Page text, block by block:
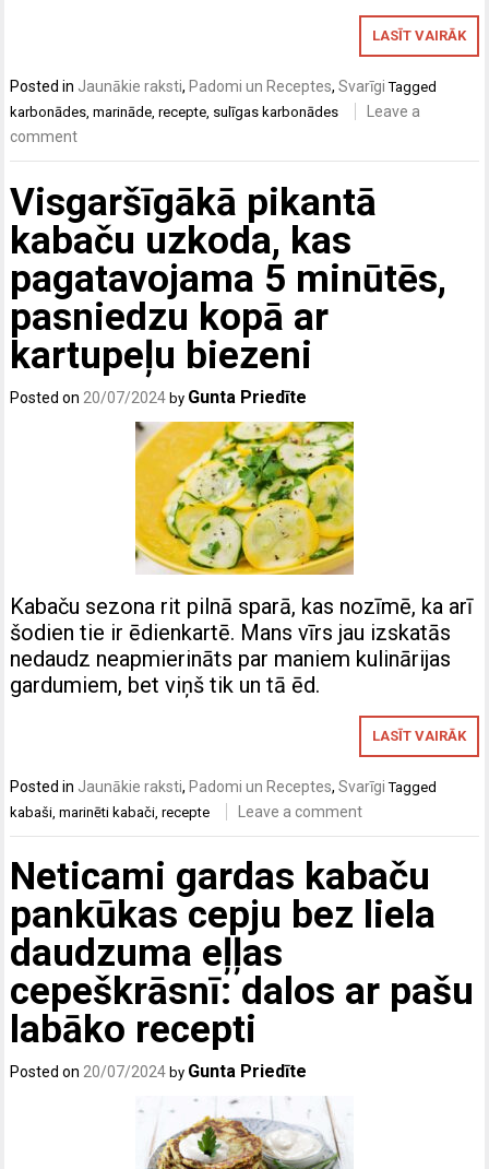
LASĪT VAIRĀK
Posted in Jaunākie raksti, Padomi un Receptes,Svarīgi Tagged
karbonādes,marināde,recepte, sulīgas karbonādes
Leave a
comment
Visgaršīgākā pikantā
kabaču uzkoda, kas
pagatavojama 5 minūtēs,
pasniedzu kopā ar
kartupeļu biezeni
Posted on 20/07/2024 by Gunta Priedīte
Kabaču sezona rit pilnā sparā, kas nozīmē, ka arī
šodien tie ir ēdienkartē. Mans vīrs jau izskatās
nedaudz neapmierināts par maniem kulinārijas
gardumiem, bet viņš tik un tā ēd.
LASĪT VAIRĀK
Posted in Jaunākie raksti, Padomi un Receptes,Svarīgi Tagged
kabaši ,marinēti kabači ,recepte Leave a comment
Neticami gardas kabaču
pankūkas cepju bez liela
daudzuma eļļas
cepeškrāsnī: dalos ar pašu
labāko recepti
Posted on 20/07/2024 by Gunta Priedīte